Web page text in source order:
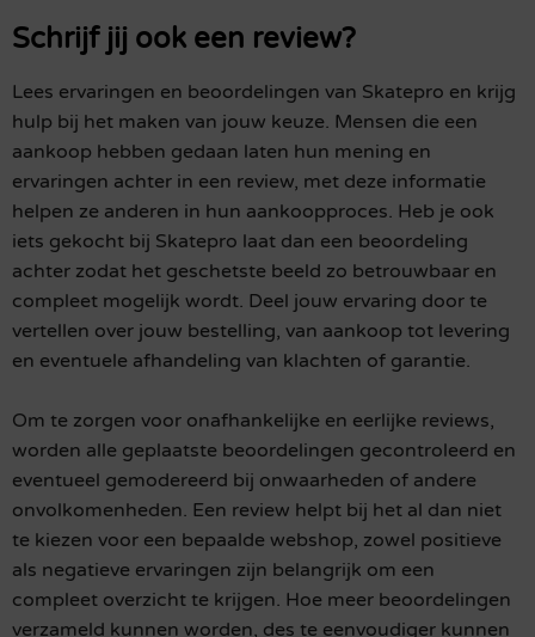
Schrijf jij ook een review?
Lees ervaringen en beoordelingen van Skatepro en krijg
hulp bij het maken van jouw keuze. Mensen die een
aankoop hebben gedaan laten hun mening en
ervaringen achter in een review, met deze informatie
helpen ze anderen in hun aankoopproces. Heb je ook
iets gekocht bij Skatepro laat dan een beoordeling
achter zodat het geschetste beeld zo betrouwbaar en
compleet mogelijk wordt. Deel jouw ervaring door te
vertellen over jouw bestelling, van aankoop tot levering
en eventuele afhandeling van klachten of garantie.
Om te zorgen voor onafhankelijke en eerlijke reviews,
worden alle geplaatste beoordelingen gecontroleerd en
eventueel gemodereerd bij onwaarheden of andere
onvolkomenheden. Een review helpt bij het al dan niet
te kiezen voor een bepaalde webshop, zowel positieve
als negatieve ervaringen zijn belangrijk om een
compleet overzicht te krijgen. Hoe meer beoordelingen
verzameld kunnen worden, des te eenvoudiger kunnen